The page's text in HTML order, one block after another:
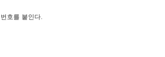
호를 붙인다.